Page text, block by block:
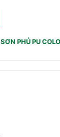
SƠN PHỦ PU